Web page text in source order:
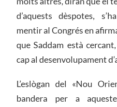
d’aquests dèspotes,
mentir al Congrés en
que Saddam està
cap al desenvolupament
L’eslògan del «Nou
bandera per a